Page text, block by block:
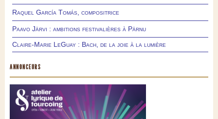
Raquel García Tomás, compositrice
Paavo Järvi : ambitions festivalières à Pärnu
Claire-Marie LeGuay : Bach, de la joie à la lumière
ANNONCEURS